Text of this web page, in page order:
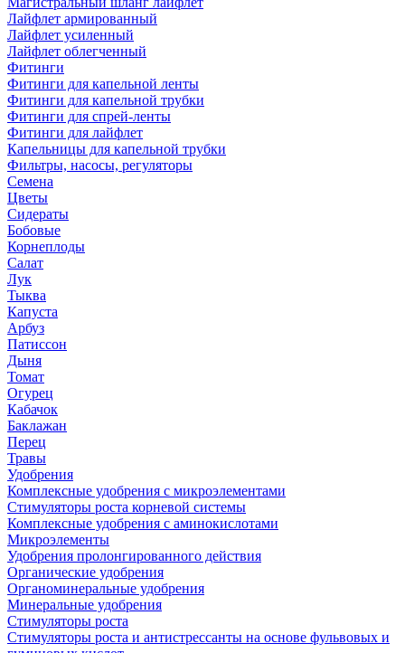
Лайфлет армированный
Лайфлет усиленный
Лайфлет облегченный
Фитинги
Фитинги для капельной ленты
Фитинги для капельной трубки
Фитинги для спрей-ленты
Фитинги для лайфлет
Капельницы для капельной трубки
Фильтры, насосы, регуляторы
Семена
Цветы
Сидераты
Бобовые
Корнеплоды
Салат
Лук
Тыква
Капуста
Арбуз
Патиссон
Дыня
Томат
Огурец
Кабачок
Баклажан
Перец
Травы
Удобрения
Комплексные удобрения с микроэлементами
Стимуляторы роста корневой системы
Комплексные удобрения с аминокислотами
Микроэлементы
Удобрения пролонгированного действия
Органические удобрения
Органоминеральные удобрения
Минеральные удобрения
Стимуляторы роста
Стимуляторы роста и антистрессанты на основе фульвовых и